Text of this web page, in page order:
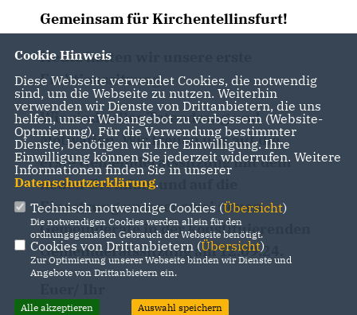
Gemeinsam für Kirchentellinsfurt!
Heute hatten wir unsere erste
Fraktionssitzung.
Wir sind voller Tatendrang und
Motivation. Wir freuen uns auf die
erste Gemeinderatssitzung mit dem
neuen Gremium und auf die
Einsetzung unserer zwei neuen
Gemeinderäte in der konstituierenden
Gemeinderatssitzung am 12.09.24.
Cookie Hinweis
Diese Webseite verwendet Cookies, die notwendig
sind, um die Webseite zu nutzen. Weiterhin
verwenden wir Dienste von Drittanbietern, die uns
helfen, unser Webangebot zu verbessern (Website-
Optmierung). Für die Verwendung bestimmter
Dienste, benötigen wir Ihre Einwilligung. Ihre
Einwilligung können Sie jederzeit widerrufen. Weitere
Informationen finden Sie in unserer
Datenschutzerklärung.
Technisch notwendige Cookies (Übersicht)
Die notwendigen Cookies werden allein für den
ordnungsgemäßen Gebrauch der Webseite benötigt.
Cookies von Drittanbietern (Übersicht)
Zur Optimierung unserer Webseite binden wir Dienste und
Angebote von Drittanbietern ein.
Alle akzeptieren Auswahl speichern